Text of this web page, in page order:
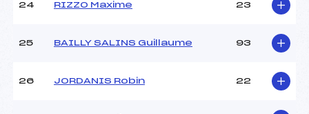
24 RIZZO Maxime 23
25 BAILLY SALINS Guillaume 93
26 JORDANIS Robin 22